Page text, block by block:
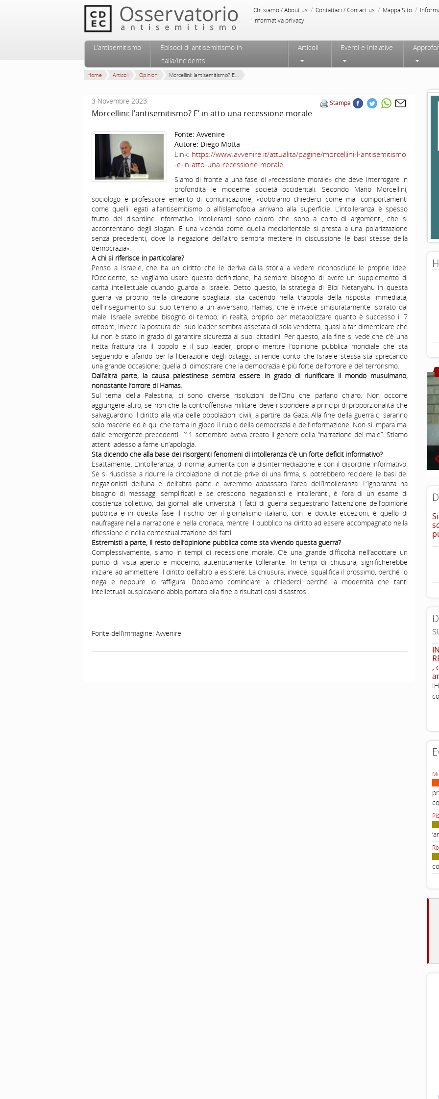
Chi siamo / About us / Contattaci / Contact us / Mappa Sito /
Informativa privacy
Menu principale
Vai al contenuto principale
Vai al contenuto secondario
L’antisemitismo
Episodi di antisemitismo in
Italia/Incidents
Articoli Eventi e Iniziative
Home Articoli Opinioni Morcellini: lantisemitismo? E...
Stampa
3 Novembre 2023
Morcellini: l’antisemitismo? E’ in atto una recessione morale
Fonte: Avvenire
Autore: Diego Motta
Link: https://www.avvenire.it/attualita/pagine/morcellini-l-antisemitismo
-e-in-atto-una-recessione-morale
Siamo di fronte a una fase di «recessione morale» che deve interrogare in
profondità le moderne società occidentali. Secondo Mario Morcellini,
sociologo e professore emerito di comunicazione, «dobbiamo chiederci come mai comportamenti
come quelli legati all’antisemitismo o all’islamofobia arrivano alla superficie. L’intolleranza è spesso
frutto del disordine informativo. Intolleranti sono coloro che sono a corto di argomenti, che si
accontentano degli slogan. E una vicenda come quella mediorientale si presta a una polarizzazione
senza precedenti, dove la negazione dell’altro sembra mettere in discussione le basi stesse della
democrazia».
A chi si riferisce in particolare?
Penso a Israele, che ha un diritto che le deriva dalla storia a vedere riconosciute le proprie idee:
l’Occidente, se vogliamo usare questa definizione, ha sempre bisogno di avere un supplemento di
carità intellettuale quando guarda a Israele. Detto questo, la strategia di Bibi Netanyahu in questa
guerra va proprio nella direzione sbagliata: sta cadendo nella trappola della risposta immediata,
dell’inseguimento sul suo terreno a un avversario, Hamas, che è invece smisuratamente ispirato dal
male. Israele avrebbe bisogno di tempo, in realtà, proprio per metabolizzare quanto è successo il 7
ottobre, invece la postura del suo leader sembra assetata di sola vendetta, quasi a far dimenticare che
lui non è stato in grado di garantire sicurezza ai suoi cittadini. Per questo, alla fine si vede che c’è una
netta frattura tra il popolo e il suo leader, proprio mentre l’opinione pubblica mondiale che sta
seguendo e tifando per la liberazione degli ostaggi, si rende conto che Israele stessa sta sprecando
una grande occasione: quella di dimostrare che la democrazia è più forte dell’orrore e del terrorismo.
Dall’altra parte, la causa palestinese sembra essere in grado di riunificare il mondo musulmano,
nonostante l’orrore di Hamas.
Sul tema della Palestina, ci sono diverse risoluzioni dell’Onu che parlano chiaro. Non occorre
aggiungere altro, se non che la controffensiva militare deve rispondere a principi di proporzionalità che
salvaguardino il diritto alla vita delle popolazioni civili, a partire da Gaza. Alla fine della guerra ci saranno
solo macerie ed è qui che torna in gioco il ruolo della democrazia e dell’informazione. Non si impara mai
dalle emergenze precedenti: l’11 settembre aveva creato il genere della “narrazione del male”. Stiamo
attenti adesso a farne un’apologia.
Sta dicendo che alla base dei risorgenti fenomeni di intolleranza c’è un forte deficit informativo?
Esattamente. L’intolleranza, di norma, aumenta con la disintermediazione e con il disordine informativo.
Se si riuscisse a ridurre la circolazione di notizie prive di una firma, si potrebbero recidere le basi dei
negazionisti dell’una e dell’altra parte e avremmo abbassato l’area dell’intolleranza. L’ignoranza ha
bisogno di messaggi semplificati e se crescono negazionisti e intolleranti, è l’ora di un esame di
coscienza collettivo, dai giornali alle università. I fatti di guerra sequestrano l’attenzione dell’opinione
pubblica e in questa fase il rischio per il giornalismo italiano, con le dovute eccezioni, è quello di
naufragare nella narrazione e nella cronaca, mentre il pubblico ha diritto ad essere accompagnato nella
riflessione e nella contestualizzazione dei fatti.
Estremisti a parte, il resto dell’opinione pubblica come sta vivendo questa guerra?
Complessivamente, siamo in tempi di recessione morale. C’è una grande difficoltà nell’adottare un
punto di vista aperto e moderno, autenticamente tollerante. In tempi di chiusura, significherebbe
iniziare ad ammettere il diritto dell’altro a esistere. La chiusura, invece, squalifica il prossimo, perché lo
nega e neppure lo raffigura. Dobbiamo cominciare a chiederci perché la modernità che tanti
intellettuali auspicavano abbia portato alla fine a risultati così disastrosi.
Fonte dell’immagine: Avvenire
...
,